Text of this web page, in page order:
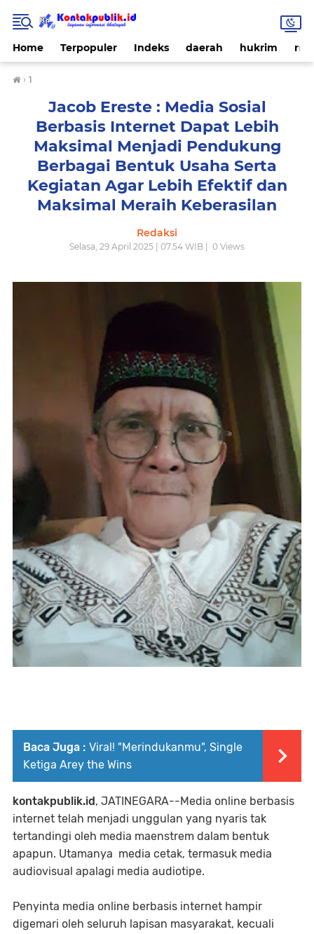
Home Terpopuler Indeks daerah hukrim
› 1
Jacob Ereste : Media Sosial
Berbasis Internet Dapat Lebih
Maksimal Menjadi Pendukung
Berbagai Bentuk Usaha Serta
Kegiatan Agar Lebih Efektif dan
Maksimal Meraih Keberasilan
Redaksi
Selasa, 29 April 2025 | 07.54 WIB | 0 Views
Baca Juga : Viral! "Merindukanmu", Single
Ketiga Arey the Wins
kontakpublik.id , JATINEGARA--Media online berbasis
internet telah menjadi unggulan yang nyaris tak
tertandingi oleh media maenstrem dalam bentuk
apapun. Utamanya media cetak, termasuk media
audiovisual apalagi media audiotipe.
Penyinta media online berbasis internet hampir
digemari oleh seluruh lapisan masyarakat, kecuali